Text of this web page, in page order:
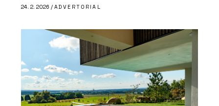
24. 2. 2026 / ADVERTORIAL